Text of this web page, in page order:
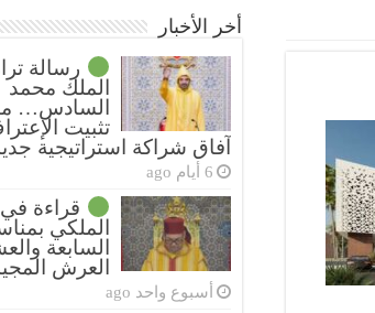
أخر الأخبار
رسالة
الملك محمد
السادس…
تثبيت
آفاق شراكة استراتيجية
6 أيام ago
قراءة
الملكي
السابعة
العرش
أسبوع واحد ago